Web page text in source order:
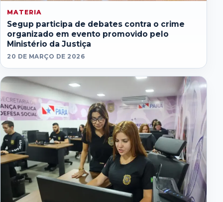
MATERIA
Segup participa de debates contra o crime
organizado em evento promovido pelo
Ministério da Justiça
20 DE MARÇO DE 2026